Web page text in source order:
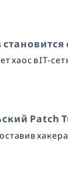
хаос в IT-
Patch